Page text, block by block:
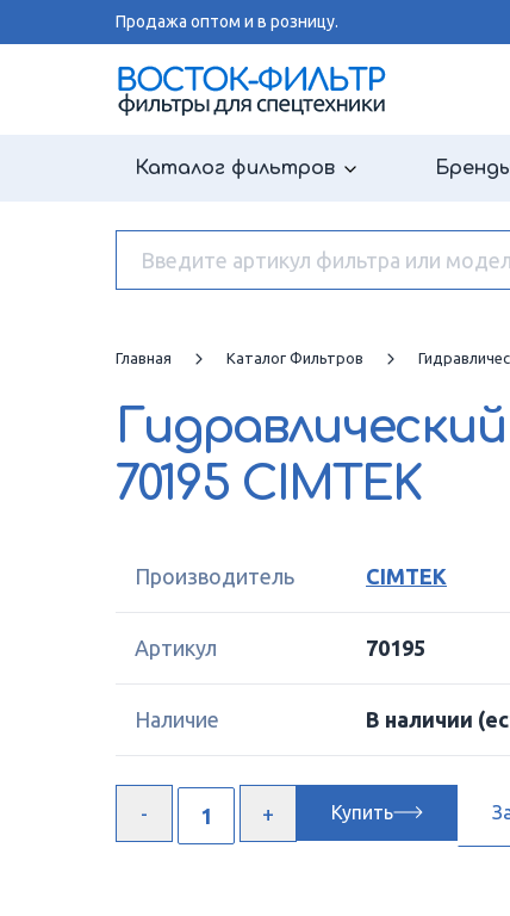
Продажа оптом и в розницу.
Каталог фильтров
Главная Каталог Фильтров
70195 CIMTEK
Производитель CIMTEK
Артикул 70195
Наличие В наличии
Купить